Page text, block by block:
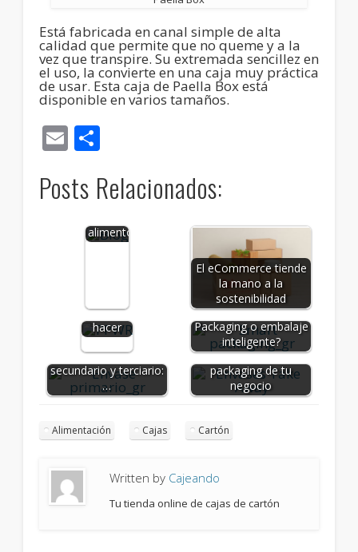
Está fabricada en canal simple de alta
calidad que permite que no queme y a la
vez que transpire. Su extremada sencillez en
el uso, la convierte en una caja muy práctica
de usar. Esta caja de Paella Box está
disponible en varios tamaños.
EmailCompartir
Posts Relacionados:
Tipos de
envases
alimentos
El eCommerce tiende
la mano a la
sostenibilidad
PPWR:
debes
hacer
¿Qué es el Smart
Packaging o embalaje
inteligente?
Envase primario,
secundario y terciario:
…
Tipos de cajas de
cartón para el
packaging de tu
negocio
Alimentación Cajas Cartón
Written by Cajeando
Tu tienda online de cajas de cartón